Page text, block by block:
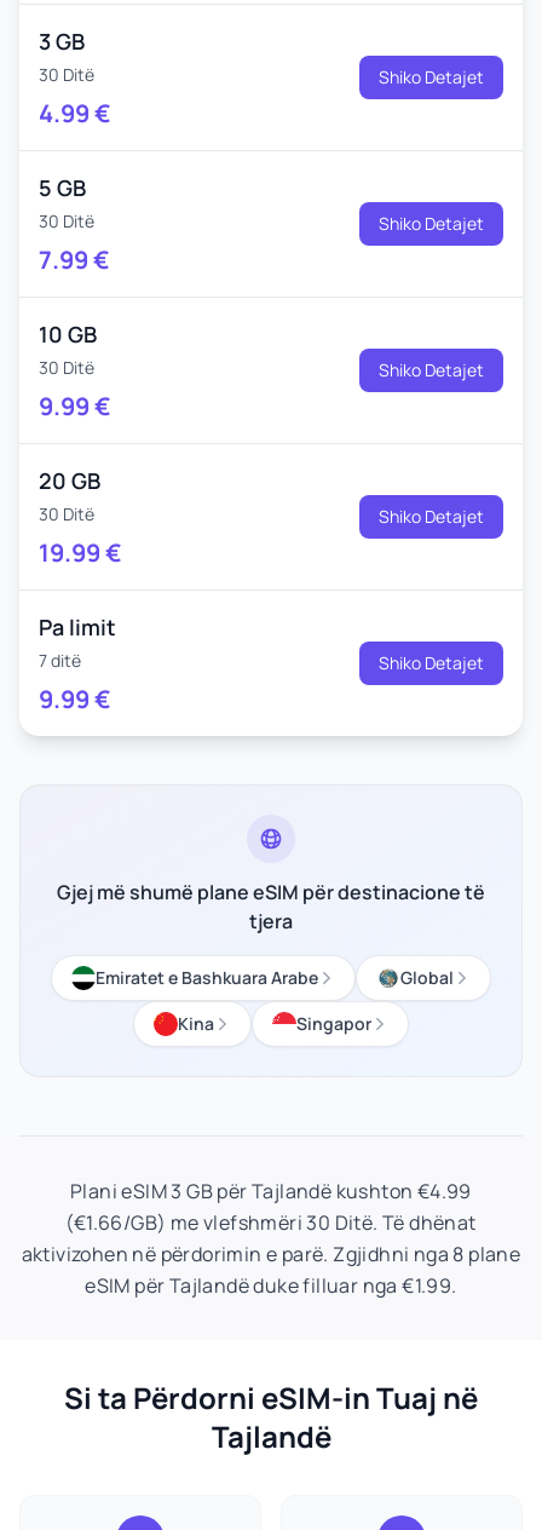
3 GB
30 Ditë
4.99€
Shiko Detajet
5 GB
30 Ditë
7.99€
Shiko Detajet
10 GB
30 Ditë
9.99€
Shiko Detajet
20 GB
30 Ditë
19.99€
Shiko Detajet
Pa limit
7 ditë
9.99€
Shiko Detajet
Gjej më shumë plane eSIM për destinacione të
tjera
Emiratet e Bashkuara Arabe
Global
Kina
Singapor
Plani eSIM 3 GB për Tajlandë kushton €4.99
(€1.66/GB) me vlefshmëri 30 Ditë. Të dhënat
aktivizohen në përdorimin e parë. Zgjidhni nga 8 plane
eSIM për Tajlandë duke filluar nga €1.99.
Si ta Përdorni eSIM-in Tuaj në
Tajlandë